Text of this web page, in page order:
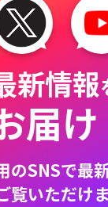
新情報
届
のSNSで最
覧いただけ